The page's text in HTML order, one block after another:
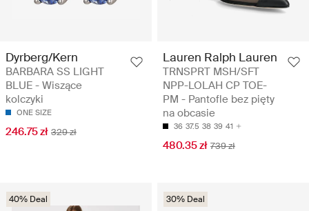
Dyrberg/Kern
BARBARA SS LIGHT
BLUE - Wiszące
kolczyki
ONE SIZE
246.75 zł 329 zł
Lauren Ralph Lauren
TRNSPRT MSH/SFT
NPP-LOLAH CP TOE-
PM - Pantofle bez pięty
na obcasie
36 37.5 38 39 41
480.35 zł 739 zł
40% Deal 30% Deal